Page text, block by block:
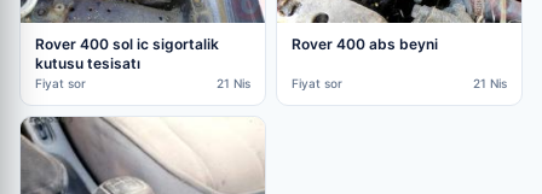
Rover 400 sol ic sigortalik
kutusu tesisatı
Fiyat sor 21 Nis
Rover 400 abs beyni
Fiyat sor 21 Nis